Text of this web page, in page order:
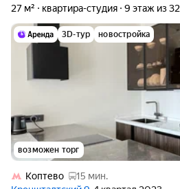
27 м² квартира-студия 9 этаж из 32
3D-тур новостройка
возможен торг
Коптево
15 мин.